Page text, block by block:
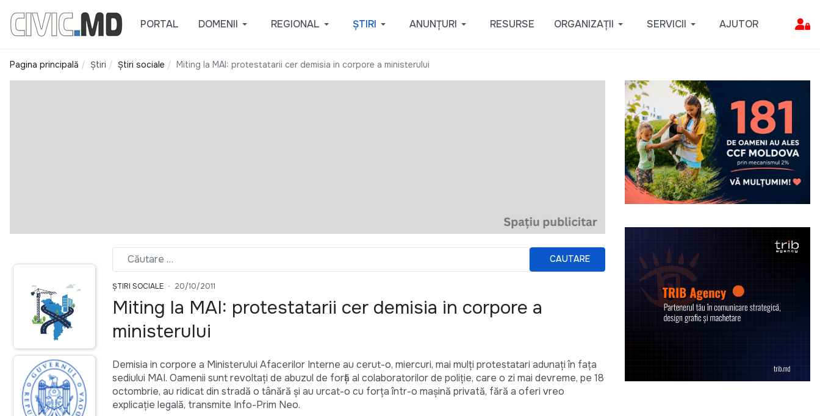
PORTAL DOMENII REGIONAL ȘTIRI ANUNȚURI RESURSE ORGANIZAȚII SERVICII AJUTOR
Pagina principală Știri Știri sociale Miting la MAI: protestatarii cer demisia in corpore a ministerului
CAUTARE
ȘTIRI SOCIALE 20/10/2011
Miting la MAI: protestatarii cer demisia in corpore a
ministerului
Demisia in corpore a Ministerului Afacerilor Interne au cerut-o, miercuri, mai mulţi protestatari adunaţi în faţa
sediului MAI. Oamenii sunt revoltaţi de abuzul de forţă al colaboratorilor de poliţie, care o zi mai devreme, pe 18
octombrie, au ridicat din stradă o tânără şi au urcat-o cu forţa într-o maşină privată, fără a oferi vreo
explicaţie legală, transmite Info-Prim Neo.